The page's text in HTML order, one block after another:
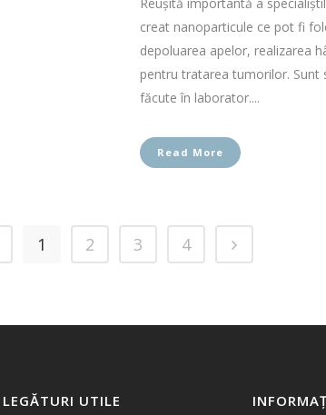
creat nanoparticule ce pot fi
depoluarea apelor, realizarea
pentru tratarea tumorilor. Sunt
făcute în laborator....
Read More
1 2 3 4
LEGĂTURI UTILE